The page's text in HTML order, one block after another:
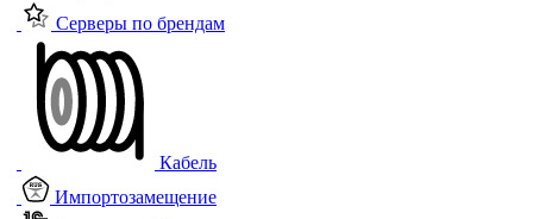
Серверы по брендам
Кабель
Импортозамещение